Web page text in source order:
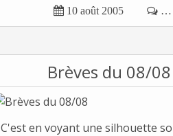
 10 août 2005  …
Brèves du 08/08
C'est en voyant une silhouette